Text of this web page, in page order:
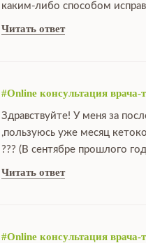
каким-либо способом
Читать ответ
#Online консультация врача-
Здравствуйте! У меня за
,пользуюсь уже месяц
??? (В сентябре прошлого
Читать ответ
#Online консультация врача-